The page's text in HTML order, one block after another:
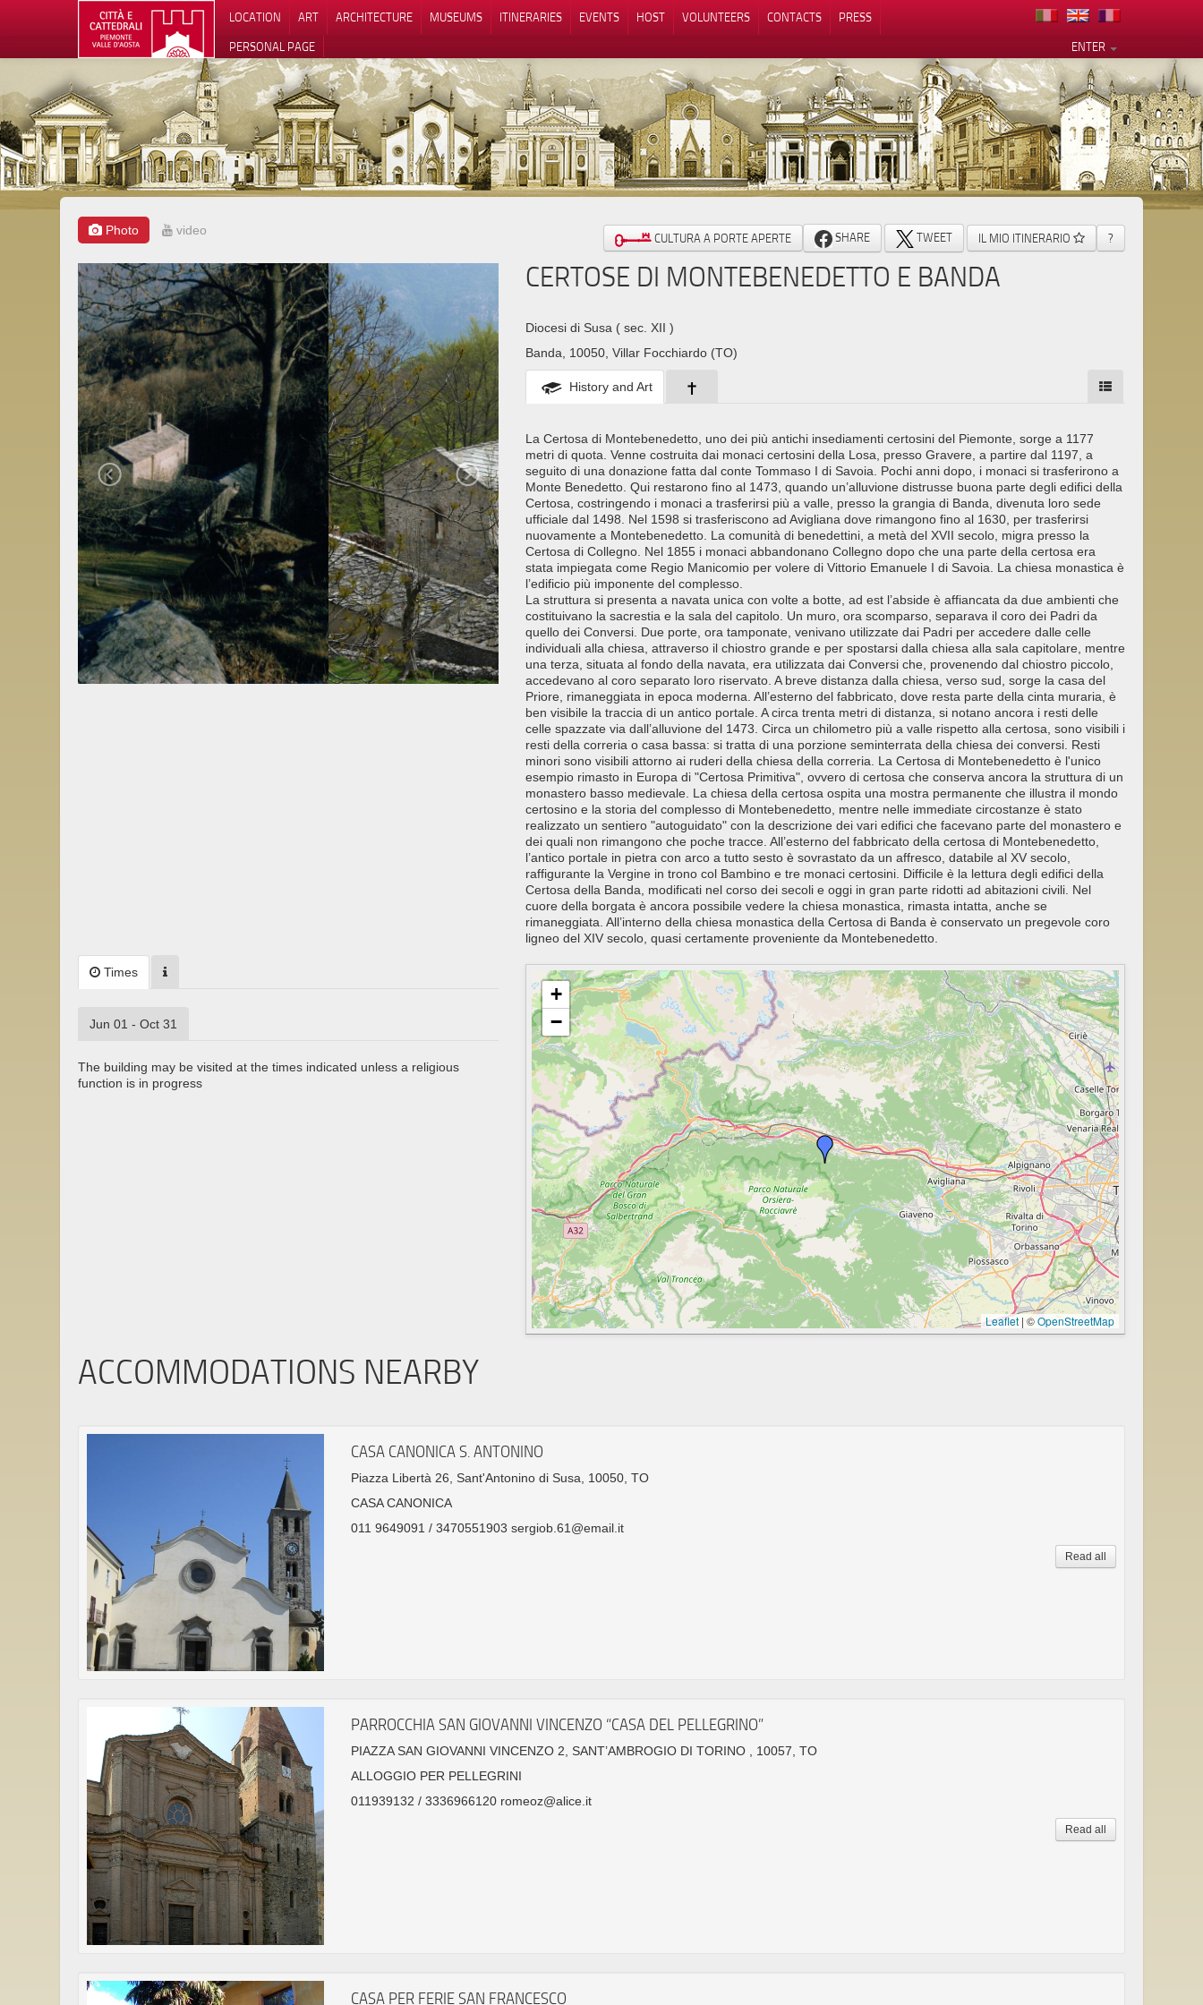
LOCATION ART ARCHITECTURE MUSEUMS ITINERARIES EVENTS HOST VOLUNTEERS CONTACTS
PRESS
ENTER
PERSONAL PAGE
Photo video CULTURA A PORTE APERTE SHARE TWEET IL MIO ITINERARIO ?
CERTOSE DI MONTEBENEDETTO E BANDA
Diocesi di Susa ( sec. XII )
Banda, 10050, Villar Focchiardo (TO)
History and Art
La Certosa di Montebenedetto, uno dei più antichi insediamenti certosini del Piemonte, sorge a 1177
metri di quota. Venne costruita dai monaci certosini della Losa, presso Gravere, a partire dal 1197, a
seguito di una donazione fatta dal conte Tommaso I di Savoia. Pochi anni dopo, i monaci si trasferirono a
Monte Benedetto. Qui restarono fino al 1473, quando un’alluvione distrusse buona parte degli edifici della
Certosa, costringendo i monaci a trasferirsi più a valle, presso la grangia di Banda, divenuta loro sede
ufficiale dal 1498. Nel 1598 si trasferiscono ad Avigliana dove rimangono fino al 1630, per trasferirsi
nuovamente a Montebenedetto. La comunità di benedettini, a metà del XVII secolo, migra presso la
Certosa di Collegno. Nel 1855 i monaci abbandonano Collegno dopo che una parte della certosa era
stata impiegata come Regio Manicomio per volere di Vittorio Emanuele I di Savoia. La chiesa monastica è
l’edificio più imponente del complesso.
La struttura si presenta a navata unica con volte a botte, ad est l’abside è affiancata da due ambienti che
costituivano la sacrestia e la sala del capitolo. Un muro, ora scomparso, separava il coro dei Padri da
quello dei Conversi. Due porte, ora tamponate, venivano utilizzate dai Padri per accedere dalle celle
individuali alla chiesa, attraverso il chiostro grande e per spostarsi dalla chiesa alla sala capitolare, mentre
una terza, situata al fondo della navata, era utilizzata dai Conversi che, provenendo dal chiostro piccolo,
accedevano al coro separato loro riservato. A breve distanza dalla chiesa, verso sud, sorge la casa del
Priore, rimaneggiata in epoca moderna. All’esterno del fabbricato, dove resta parte della cinta muraria, è
ben visibile la traccia di un antico portale. A circa trenta metri di distanza, si notano ancora i resti delle
celle spazzate via dall’alluvione del 1473. Circa un chilometro più a valle rispetto alla certosa, sono visibili i
resti della correria o casa bassa: si tratta di una porzione seminterrata della chiesa dei conversi. Resti
minori sono visibili attorno ai ruderi della chiesa della correria. La Certosa di Montebenedetto è l'unico
esempio rimasto in Europa di "Certosa Primitiva", ovvero di certosa che conserva ancora la struttura di un
monastero basso medievale. La chiesa della certosa ospita una mostra permanente che illustra il mondo
certosino e la storia del complesso di Montebenedetto, mentre nelle immediate circostanze è stato
realizzato un sentiero "autoguidato" con la descrizione dei vari edifici che facevano parte del monastero e
dei quali non rimangono che poche tracce. All’esterno del fabbricato della certosa di Montebenedetto,
l’antico portale in pietra con arco a tutto sesto è sovrastato da un affresco, databile al XV secolo,
raffigurante la Vergine in trono col Bambino e tre monaci certosini. Difficile è la lettura degli edifici della
Certosa della Banda, modificati nel corso dei secoli e oggi in gran parte ridotti ad abitazioni civili. Nel
cuore della borgata è ancora possibile vedere la chiesa monastica, rimasta intatta, anche se
rimaneggiata. All’interno della chiesa monastica della Certosa di Banda è conservato un pregevole coro
ligneo del XIV secolo, quasi certamente proveniente da Montebenedetto.
Times
Jun 01 - Oct 31
The building may be visited at the times indicated unless a religious
function is in progress
+
−
Leaflet | ©OpenStreetMap
ACCOMMODATIONS NEARBY
CASA CANONICA S. ANTONINO
Piazza Libertà 26, Sant'Antonino di Susa, 10050, TO
CASA CANONICA
011 9649091 / 3470551903 sergiob.61@email.it
Read all
PARROCCHIA SAN GIOVANNI VINCENZO “CASA DEL PELLEGRINO”
PIAZZA SAN GIOVANNI VINCENZO 2, SANT’AMBROGIO DI TORINO , 10057, TO
ALLOGGIO PER PELLEGRINI
011939132 / 3336966120 romeoz@alice.it
Read all
CASA PER FERIE SAN FRANCESCO
Your Privacy Choices